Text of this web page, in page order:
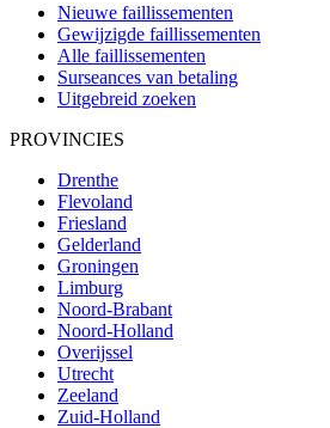
Nieuwe faillissementen
Gewijzigde faillissementen
Alle faillissementen
Surseances van betaling
Uitgebreid zoeken
PROVINCIES
Drenthe
Flevoland
Friesland
Gelderland
Groningen
Limburg
Noord-Brabant
Noord-Holland
Overijssel
Utrecht
Zeeland
Zuid-Holland